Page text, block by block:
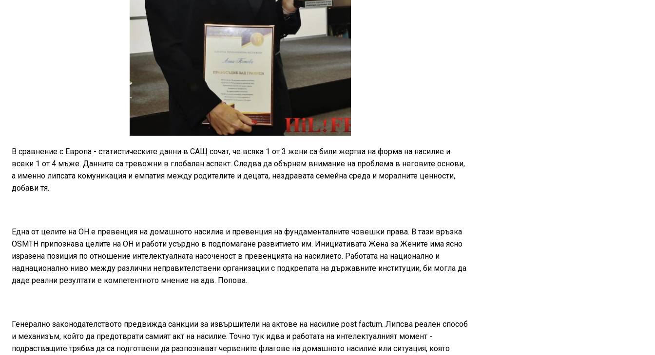
В сравнение с Европа - статистическите данни в САЩ сочат, че всяка 1 от 3 жени са били жертва на форма на насилие и
всеки 1 от 4 мъже. Данните са тревожни в глобален аспект. Следва да обърнем внимание на проблема в неговите основи,
а именно липсата комуникация и емпатия между родителите и децата, нездравата семейна среда и моралните ценности,
добави тя.
Една от целите на ОН е превенция на домашното насилие и превенция на фундаменталните човешки права. В тази връзка
OSMTH припознава целите на ОН и работи усърдно в подпомагане развитието им. Инициативата Жена за Жените има ясно
изразена позиция по отношение интелектуалната насоченост в превенцията на насилието. Работата на национално и
наднационално ниво между различни неправителствени организации с подкрепата на държавните институции, би могла да
даде реални резултати е компетентното мнение на адв. Попова.
Генерално законодателството предвижда санкции за извършители на актове на насилие post factum. Липсва реален способ
и механизъм, който да предотврати самият акт на насилие. Точно тук идва и работата на интелектуалният момент -
подрастващите трябва да са подготвени да разпознават червените флагове на домашното насилие или ситуация, която